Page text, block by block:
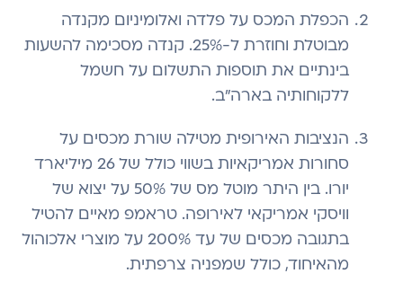
הכפלת המכס על פלדה ואלומיניום מקנדה
מבוטלת וחוזרת ל-25%. קנדה מסכימה להשעות
בינתיים את תוספות התשלום על חשמל
ללקוחותיה בארה"ב.
הנציבות האירופית מטילה שורת מכסים על
סחורות אמריקאיות בשווי כולל של 26 מיליארד
יורו. בין היתר מוטל מס של 50% על יצוא של
וויסקי אמריקאי לאירופה. טראמפ מאיים להטיל
בתגובה מכסים של עד 200% על מוצרי אלכוהול
מהאיחוד, כולל שמפניה צרפתית.